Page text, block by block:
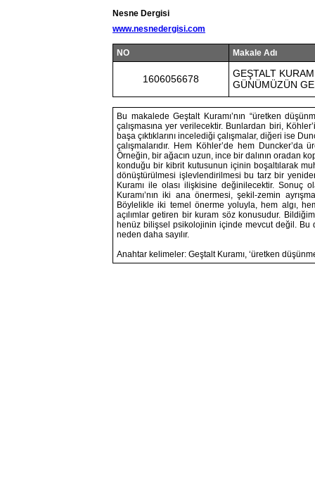
Nesne Dergisi
www.nesnedergisi.com
NO Makale Adı
1606056678
GEŞTALT
GÜNÜMÜZÜN
Bu makalede Geştalt Kuramı’nın “üretken
çalışmasına yer verilecektir. Bunlardan biri,
başa çıktıklarını incelediği çalışmalar, diğeri ise
çalışmalarıdır. Hem Köhler’de hem
Örneğin, bir ağacın uzun, ince bir dalının oradan
konduğu bir kibrit kutusunun içinin boşaltılarak
dönüştürülmesi işlevlendirilmesi bu tarz bir
Kuramı ile olası ilişkisine değinilecektir. Sonuç
Kuramı’nın iki ana önermesi, şekil-zemin
Böylelikle iki temel önerme yoluyla, hem algı,
açılımlar getiren bir kuram söz konusudur.
henüz bilişsel psikolojinin içinde mevcut değil. Bu
neden daha sayılır.
Anahtar kelimeler: Geştalt Kuramı, ‘üretken